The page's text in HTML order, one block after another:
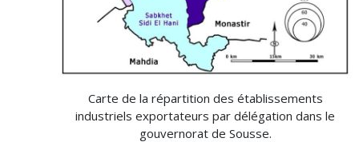
Carte de la répartition des établissements
industriels exportateurs par délégation dans le
gouvernorat de Sousse.